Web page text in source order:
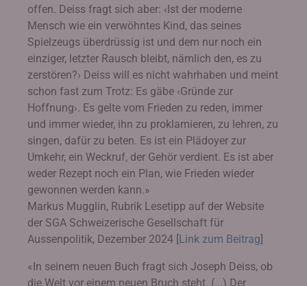
offen. Deiss fragt sich aber: ‹Ist der moderne
Mensch wie ein verwöhntes Kind, das seines
Spielzeugs überdrüssig ist und dem nur noch ein
einziger, letzter Rausch bleibt, nämlich den, es zu
zerstören?› Deiss will es nicht wahrhaben und meint
schon fast zum Trotz: Es gäbe ‹Gründe zur
Hoffnung›. Es gelte vom Frieden zu reden, immer
und immer wieder, ihn zu proklamieren, zu lehren, zu
singen, dafür zu beten. Es ist ein Plädoyer zur
Umkehr, ein Weckruf, der Gehör verdient. Es ist aber
weder Rezept noch ein Plan, wie Frieden wieder
gewonnen werden kann.»
Markus Mugglin, Rubrik Lesetipp auf der Website
der SGA Schweizerische Gesellschaft für
Aussenpolitik, Dezember 2024 [Link zum Beitrag]
«In seinem neuen Buch fragt sich Joseph Deiss, ob
die Welt vor einem neuen Bruch steht. (...) Der